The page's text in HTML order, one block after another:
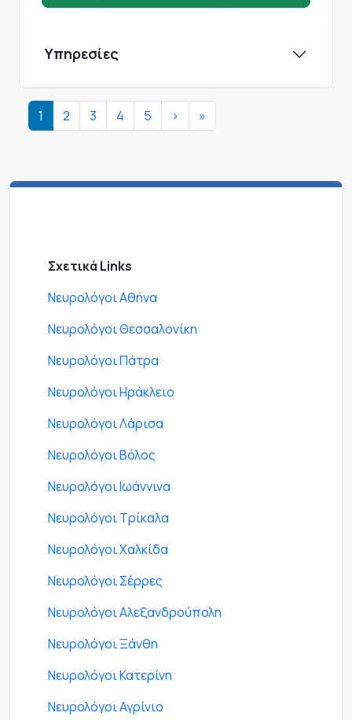
Υπηρεσίες
Σελιδοποίηση
1 2 3 4 5 > Next page
»
Σχετικά Links
Νευρολόγοι Αθήνα
Νευρολόγοι Θεσσαλονίκη
Νευρολόγοι Πάτρα
Νευρολόγοι Ηράκλειο
Νευρολόγοι Λάρισα
Νευρολόγοι Βόλος
Νευρολόγοι Ιωάννινα
Νευρολόγοι Τρίκαλα
Νευρολόγοι Χαλκίδα
Νευρολόγοι Σέρρες
Νευρολόγοι Αλεξανδρούπολη
Νευρολόγοι Ξάνθη
Νευρολόγοι Κατερίνη
Νευρολόγοι Αγρίνιο